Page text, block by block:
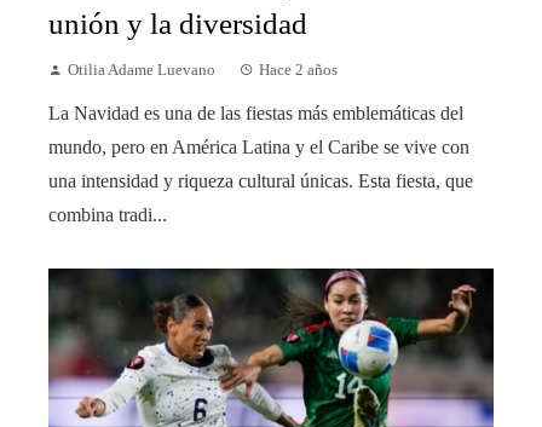
unión y la diversidad
Otilia Adame Luevano Hace 2 años
La Navidad es una de las fiestas más emblemáticas del
mundo, pero en América Latina y el Caribe se vive con
una intensidad y riqueza cultural únicas. Esta fiesta, que
combina tradi...